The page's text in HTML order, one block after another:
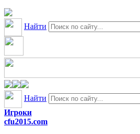
Найти
Найти
Игроки
cfu2015.com